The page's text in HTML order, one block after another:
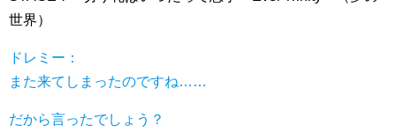
世界）
ドレミー：
また来てしまったのですね……
だから言ったでしょう？